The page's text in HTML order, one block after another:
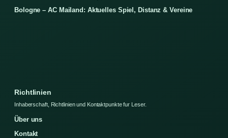
Bologne – AC Mailand: Aktuelles Spiel, Distanz & Vereine
Richtlinien
Inhaberschaft, Richtlinien und Kontaktpunkte fur Leser.
Über uns
Kontakt